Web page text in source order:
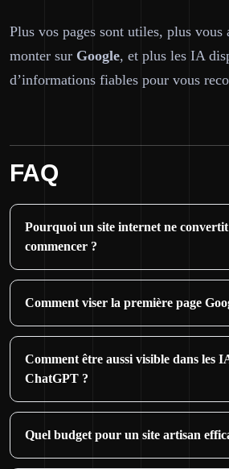
Plus vos pages sont utiles, plus vous
monter sur Google, et plus les IA
d’informations fiables pour vous
FAQ
Pourquoi un site internet ne
commencer ?
Comment viser la première page
Comment être aussi visible dans les
ChatGPT ?
Quel budget pour un site artisan